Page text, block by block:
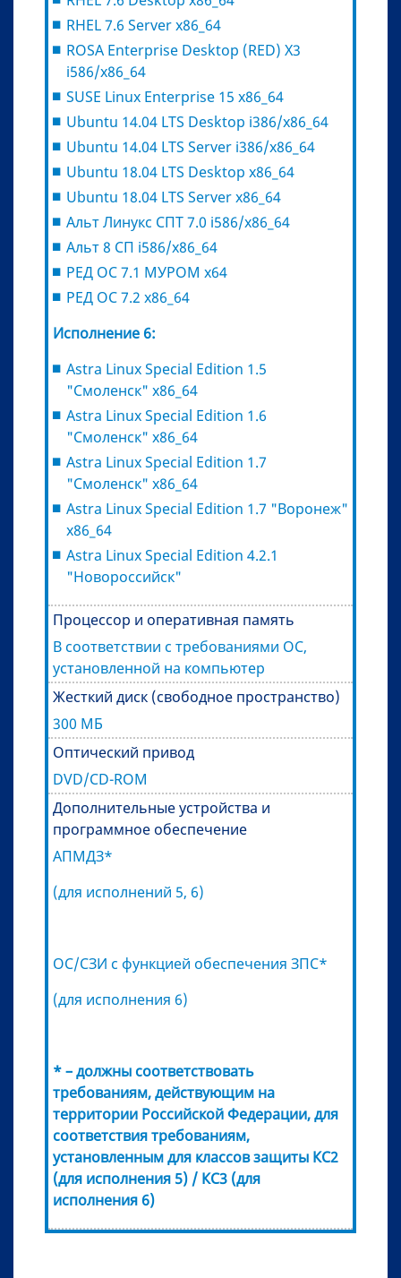
RHEL 7.6 Server x86_64
ROSA Enterprise Desktop (RED) X3
i586/x86_64
SUSE Linux Enterprise 15 x86_64
Ubuntu 14.04 LTS Desktop i386/x86_64
Ubuntu 14.04 LTS Server i386/x86_64
Ubuntu 18.04 LTS Desktop x86_64
Ubuntu 18.04 LTS Server x86_64
Альт Линукс СПТ 7.0 i586/x86_64
Альт 8 СП i586/x86_64
РЕД ОС 7.1 МУРОМ x64
РЕД ОС 7.2 x86_64
Исполнение 6:
Astra Linux Special Edition 1.5
"Смоленск" х86_64
Astra Linux Special Edition 1.6
"Смоленск" х86_64
Astra Linux Special Edition 1.7
"Смоленск" х86_64
Astra Linux Special Edition 1.7 "Воронеж"
х86_64
Astra Linux Special Edition 4.2.1
"Новороссийск"
Процессор и оперативная память
В соответствии с требованиями ОС,
установленной на компьютер
Жесткий диск (свободное пространство)
300 МБ
Оптический привод
DVD/CD-ROM
Дополнительные устройства и
программное обеспечение
АПМДЗ*
(для исполнений 5, 6)
ОС/СЗИ с функцией обеспечения ЗПС*
(для исполнения 6)
* – должны соответствовать
требованиям, действующим на
территории Российской Федерации, для
соответствия требованиям,
установленным для классов защиты КС2
(для исполнения 5) / КС3 (для
исполнения 6)